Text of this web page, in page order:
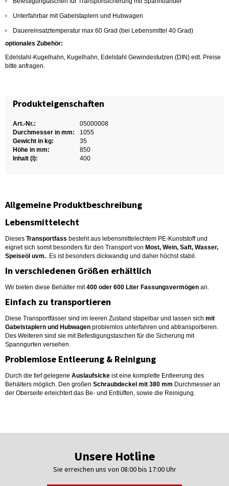
Unterfahrbar mit Gabelstaplern und Hubwagen
Dauereinsatztemperatur max 60 Grad (bei Lebensmittel 40 Grad)
optionales Zubehör:
Edelstahl-Kugelhahn, Kugelhahn, Edelstahl Gewindestutzen (DIN) edt. Preise
bitte anfragen.
Produkteigenschaften
Art.-Nr.:
05000008
Durchmesser in mm:
1055
Gewicht in kg:
35
Höhe in mm:
850
Inhalt (l):
400
Allgemeine Produktbeschreibung
Lebensmittelecht
Dieses Transportfass besteht aus lebensmittelechtem PE-Kunststoff und
eignet sich somit besonders für den Transport von Most, Wein, Saft, Wasser,
Speiseöl uvm.. Es ist besonders dickwandig und daher höchst stabil.
In verschiedenen Größen erhältlich
Wir bieten diese Behälter mit400 oder 600 Liter Fassungsvermögen an.
Einfach zu transportieren
Diese Transportfässer sind im leeren Zustand stapelbar und lassen sich mit
Gabelstaplern und Hubwagen problemlos unterfahren und abtransportieren.
Des Weiteren sind sie mit Befestigungstaschen für die Sicherung mit
Spanngurten versehen.
Problemlose Entleerung & Reinigung
Durch die tief gelegene Auslaufsicke ist eine komplette Entleerung des
Behälters möglich. Den großen Schraubdeckel mit 380 mm Durchmesser an
der Oberseite erleichtert das Be- und Entlüften, sowie die Reinigung.
Unsere Hotline
Sie erreichen uns von 08:00 bis 17:00 Uhr